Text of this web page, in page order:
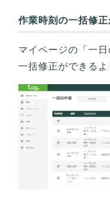
作業時刻の一括修正
マイページの「一
一括修正ができるよ